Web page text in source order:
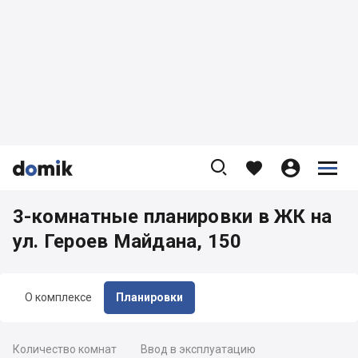


    


О комплексе Планировки
3-комнатные планировки в ЖК на
ул. Героев Майдана, 150
Количество комнат Ввод в эксплуатацию